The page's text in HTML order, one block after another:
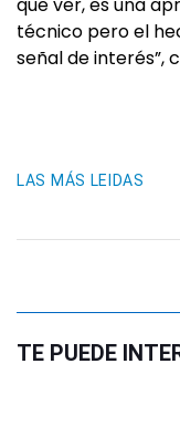
técnico pero el
señal de interés”,
LAS MÁS LEIDAS
TE PUEDE